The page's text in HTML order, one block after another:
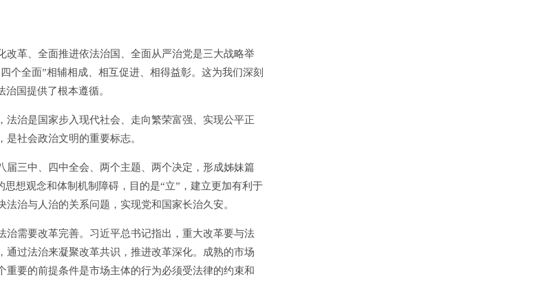
革、全面推进依法治国、全面从严治党是三大战略举
个全面”相辅相成、相互促进、相得益彰。这为我们深刻
国提供了根本遵循。
治是国家步入现代社会、走向繁荣富强、实现公平正
社会政治文明的重要标志。
三中、四中全会、两个主题、两个决定，形成姊妹篇
想观念和体制机制障碍，目的是“立”，建立更加有利于
治与人治的关系问题，实现党和国家长治久安。
需要改革完善。习近平总书记指出，重大改革要与法
过法治来凝聚改革共识，推进改革深化。成熟的市场
要的前提条件是市场主体的行为必须受法律的约束和